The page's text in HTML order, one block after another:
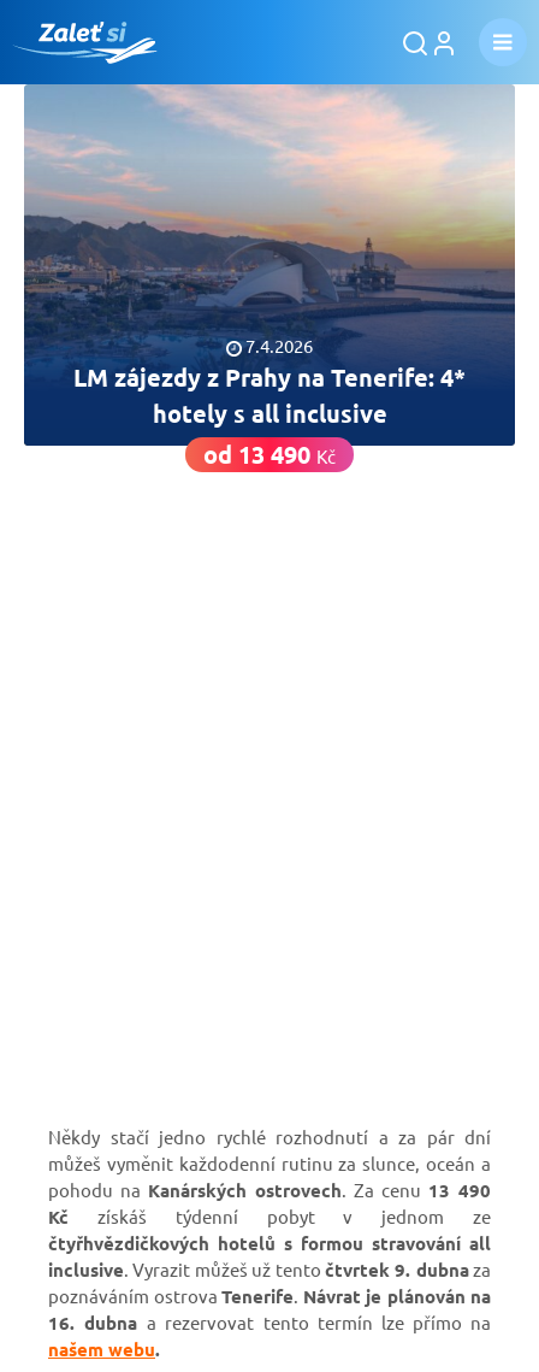
7.4.2026
LM zájezdy z Prahy na Tenerife: 4*
hotely s all inclusive
od 13 490 Kč
Někdy stačí jedno rychlé rozhodnutí a za pár dní
můžeš vyměnit každodenní rutinu za slunce, oceán a
pohodu na Kanárských ostrovech. Za cenu 13 490
Kč získáš týdenní pobyt v jednom ze
čtyřhvězdičkových hotelů s formou stravování all
inclusive. Vyrazit můžeš už tento čtvrtek 9. dubnaza
poznáváním ostrova Tenerife. Návrat je plánován na
16. dubnaa rezervovat tento termín lze přímo na
našem webu.